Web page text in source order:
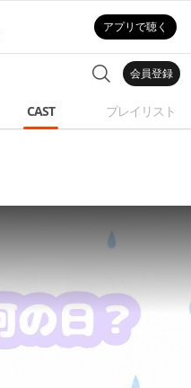
アプリで聴く
会員登録
CAST プレイリスト